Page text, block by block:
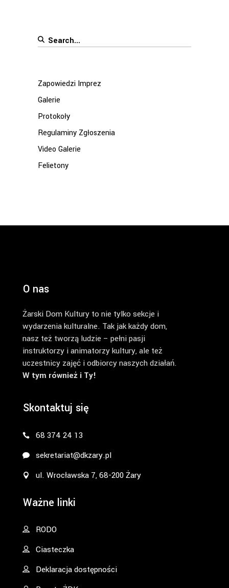
Search
Zapowiedzi Imprez
Galerie
Protokoły
Regulaminy Zgłoszenia
Video Galerie
Felietony
O nas
Żarski Dom Kultury to nie tylko sekcje i
wydarzenia kulturalne. Tak jak każdy dom,
nasz też tworzą ludzie – pełni pasji
instruktorzy i animatorzy kultury, ale też
uczestnicy zajęć i odbiorcy naszych działań.
W tym również i Ty!
Skontaktuj się
68 374 24 13
sekretariat@dkzary.pl
ul. Wrocławska 7, 68-200 Żary
Ważne linki
RODO
Ciasteczka
Deklaracja dostępności